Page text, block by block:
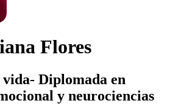
Flores
vida- Diplomada en
y neurociencias